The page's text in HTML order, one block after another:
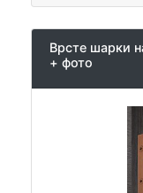
Врсте шарки
+ фото